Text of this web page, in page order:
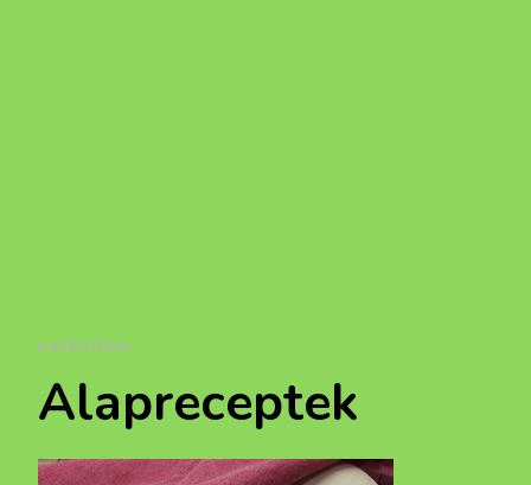
KATEGÓRIA
Alapreceptek